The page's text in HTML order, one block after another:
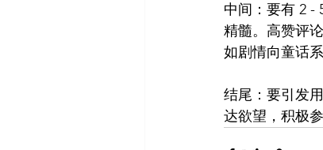
中间：要有 2 -
精髓。高赞评
如剧情向童话
结尾：要引发
达欲望，积极